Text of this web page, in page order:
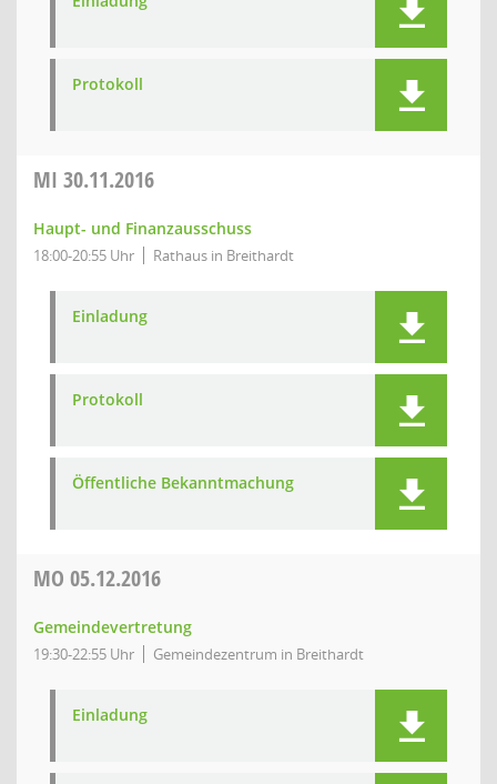
Protokoll
MI 30.11.2016
Haupt- und Finanzausschuss
18:00-20:55 Uhr Rathaus in Breithardt
Einladung
Protokoll
Öffentliche Bekanntmachung
MO 05.12.2016
Gemeindevertretung
19:30-22:55 Uhr Gemeindezentrum in Breithardt
Einladung